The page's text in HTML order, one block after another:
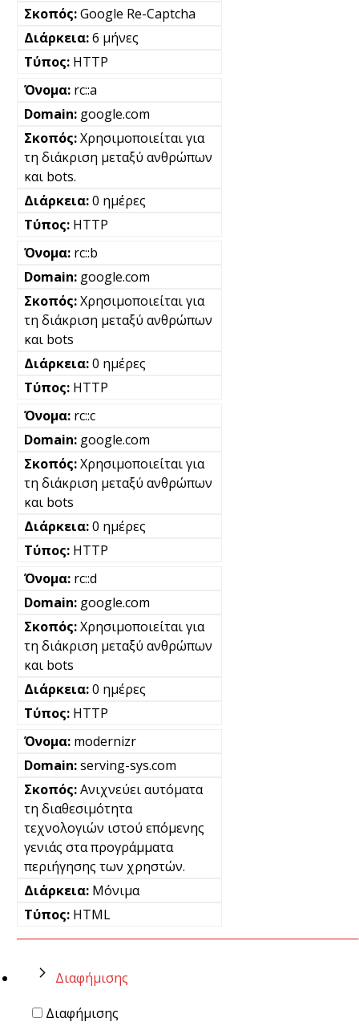
Google Re-Captcha
6 μήνες
HTTP
rc::a
google.com
Χρησιμοποιείται για
τη διάκριση μεταξύ ανθρώπων
και bots.
0 ημέρες
HTTP
rc::b
google.com
Χρησιμοποιείται για
τη διάκριση μεταξύ ανθρώπων
και bots
0 ημέρες
HTTP
rc::c
google.com
Χρησιμοποιείται για
τη διάκριση μεταξύ ανθρώπων
και bots
0 ημέρες
HTTP
rc::d
google.com
Χρησιμοποιείται για
τη διάκριση μεταξύ ανθρώπων
και bots
0 ημέρες
HTTP
modernizr
serving-sys.com
Ανιχνεύει αυτόματα
τη διαθεσιμότητα
τεχνολογιών ιστού επόμενης
γενιάς στα προγράμματα
περιήγησης των χρηστών.
Μόνιμα
HTML
Διαφήμισης
Διαφήμισης